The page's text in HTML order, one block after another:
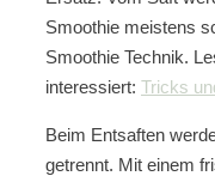
Smoothie meistens
Smoothie Technik.
interessiert: Tricks
Beim Entsaften
getrennt. Mit einem